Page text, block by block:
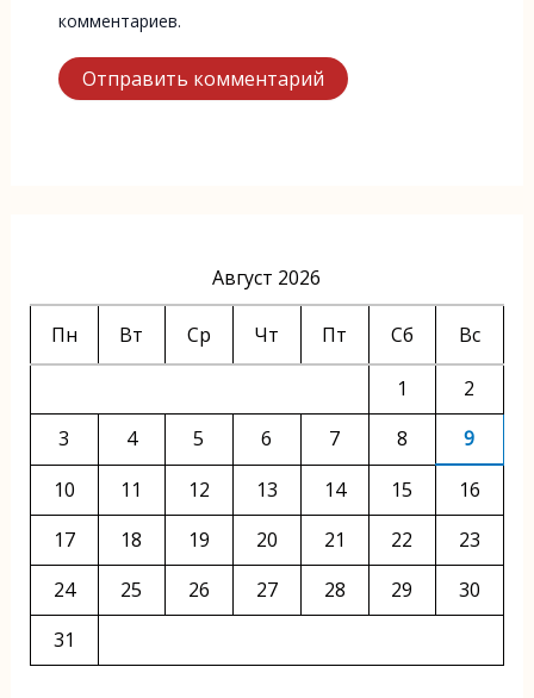
комментариев.
Август 2026
Пн Вт Ср Чт Пт Сб Вс
1
2
3
4 5 6 7 8
9
10
11 12 13 14 15
16
17
18 19 20 21 22
23
24
25 26 27 28 29
30
31